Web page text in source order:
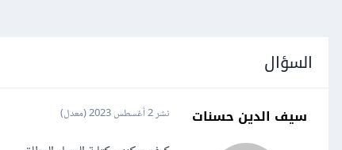
السؤال
سيف الدين حسنات نشر2 أغسطس 2023 (معدل)